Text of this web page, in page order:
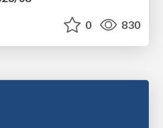
0 830